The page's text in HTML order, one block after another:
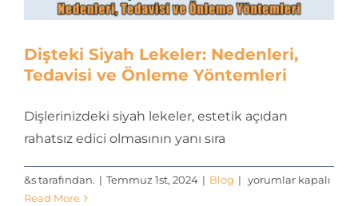
Dişteki Siyah Lekeler: Nedenleri,
Tedavisi ve Önleme Yöntemleri
Dişlerinizdeki siyah lekeler, estetik açıdan
rahatsız edici olmasının yanı sıra
&s tarafından. | Temmuz 1st, 2024 | Blog | Dişteki
yorumlar kapalı
Read More